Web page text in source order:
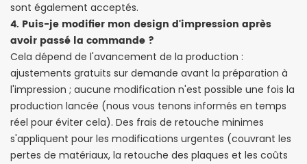
sont également acceptés.
4. Puis-je modifier mon design d'impression après
avoir passé la commande ?
Cela dépend de l'avancement de la production :
ajustements gratuits sur demande avant la préparation à
l'impression ; aucune modification n'est possible une fois la
production lancée (nous vous tenons informés en temps
réel pour éviter cela). Des frais de retouche minimes
s'appliquent pour les modifications urgentes (couvrant les
pertes de matériaux, la retouche des plaques et les coûts